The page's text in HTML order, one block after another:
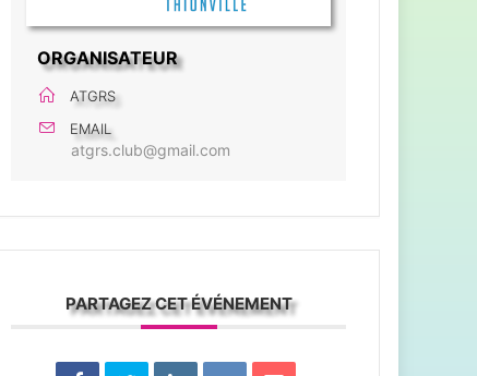
ORGANISATEUR
ATGRS
EMAIL
atgrs.club@gmail.com
PARTAGEZ CET ÉVÉNEMENT